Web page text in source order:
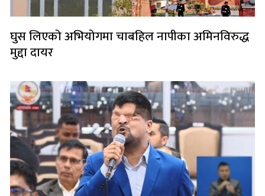
घुस लिएको अभियोगमा चाबहिल नापीका अमिनविरुद्ध
मुद्दा दायर